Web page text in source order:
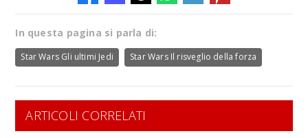
In questa pagina si parla di:
Star Wars Gli ultimi Jedi Star Wars Il risveglio della forza
ARTICOLI CORRELATI